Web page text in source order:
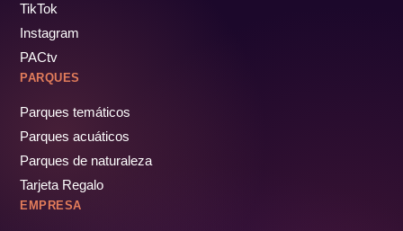
TikTok
Instagram
PACtv
PARQUES
Parques temáticos
Parques acuáticos
Parques de naturaleza
Tarjeta Regalo
EMPRESA